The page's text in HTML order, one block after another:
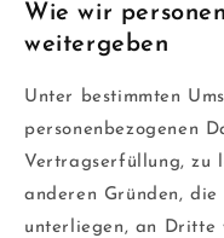
Wie wir
weitergeben
Unter bestimmten
personenbezogenen
Vertragserfüllung, zu
anderen Gründen,
unterliegen, an Dritte